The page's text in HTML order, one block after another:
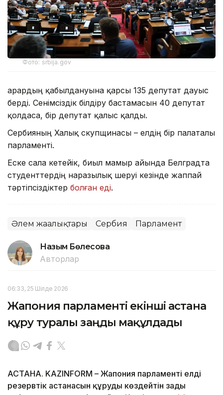
Фото: srbija.gov
Қарардың қабылдануына қарсы 135 депутат дауыс
берді. Сенімсіздік білдіру бастамасын 40 депутат
қолдаса, бір депутат қалыс қалды.
Сербияның Халық скупщинасы – елдің бір палаталы
парламенті.
Еске сала кетейік, биыл мамыр айында Белградта
студенттердің наразылық шеруі кезінде жаппай
тәртіпсіздіктер болған еді.
Әлем жаңалықтары Сербия Парламент
Назым Бөлесова
Авторлар
06:33, 25 Шілде 2026
Жапония парламенті екінші астана
құру туралы заңды мақұлдады
АСТАНА. KAZINFORM – Жапония парламенті елдің
резервтік астанасын құруды көздейтін заңды